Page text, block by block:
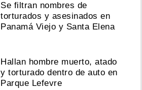
Se filtran nombres de
torturados y asesinados en
Panamá Viejo y Santa Elena
Hallan hombre muerto, atado
y torturado dentro de auto en
Parque Lefevre